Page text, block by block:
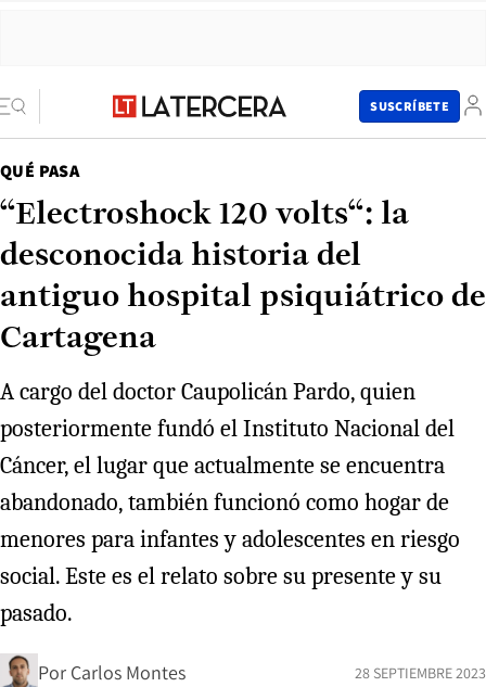
SUSCRÍBETE
QUÉ PASA
“Electroshock 120 volts“: la
desconocida historia del
antiguo hospital psiquiátrico de
Cartagena
A cargo del doctor Caupolicán Pardo, quien
posteriormente fundó el Instituto Nacional del
Cáncer, el lugar que actualmente se encuentra
abandonado, también funcionó como hogar de
menores para infantes y adolescentes en riesgo
social. Este es el relato sobre su presente y su
pasado.
Por Carlos Montes 28 SEPTIEMBRE 2023